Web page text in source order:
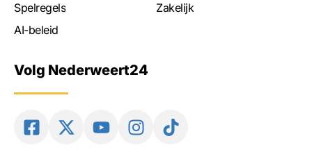
Spelregels
AI-beleid
Zakelijk
Volg Nederweert24